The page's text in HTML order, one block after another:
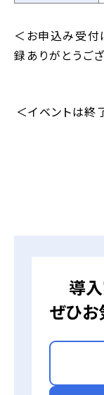
＜お申込み受付
録ありがとうご
＜イベントは終
導
ぜひお